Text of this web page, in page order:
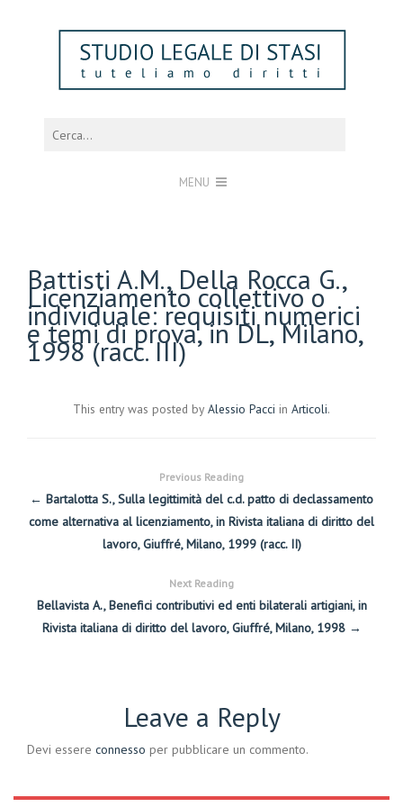
MENU
Battisti A.M., Della Rocca G.,
Licenziamento collettivo o
individuale: requisiti numerici
e temi di prova, in DL, Milano,
1998 (racc. III)
This entry was posted by Alessio Pacci in Articoli.
Previous Reading
← Bartalotta S., Sulla legittimità del c.d. patto di declassamento
come alternativa al licenziamento, in Rivista italiana di diritto del
lavoro, Giuffré, Milano, 1999 (racc. II)
Next Reading
Bellavista A., Benefici contributivi ed enti bilaterali artigiani, in
Rivista italiana di diritto del lavoro, Giuffré, Milano, 1998 →
Leave a Reply
Devi essere connesso per pubblicare un commento.